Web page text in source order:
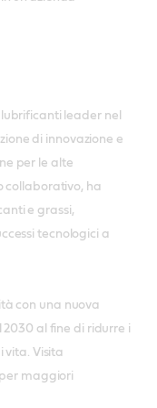
leader nel
di innovazione e
per le alte
collaborativo, ha
e grassi,
tecnologici a
con una nuova
al fine di ridurre i
vita. Visita
maggiori